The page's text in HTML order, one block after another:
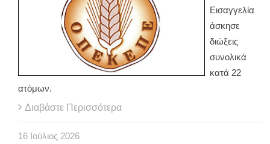
Εισαγγελία
άσκησε
διώξεις
συνολικά
κατά 22
ατόμων.
Διαβάστε Περισσότερα
16 Ιούλιος 2026